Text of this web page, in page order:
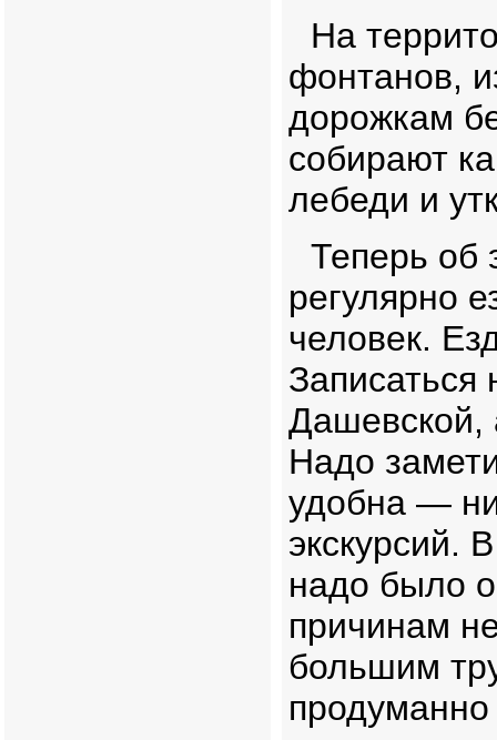
На
фонтанов,
дорожкам
собирают
лебеди и
Теперь об
регулярно
человек.
Дашевской,
Надо
удобна —
экскурсий.
надо было
причинам
большим